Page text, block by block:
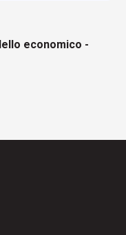
economico -